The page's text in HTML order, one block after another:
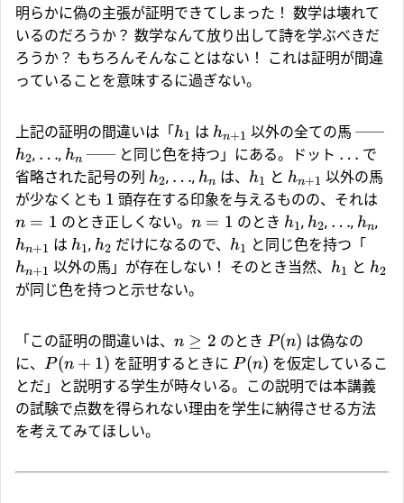
明らかに偽の主張が証明できてしまった！ 数学は壊れて
いるのだろうか？ 数学なんて放り出して詩を学ぶべきだ
ろうか？ もちろんそんなことはない！ これは証明が間違
っていることを意味するに過ぎない。
上記の証明の間違いは「h1 は hn+1 以外の全ての馬 ──
h2, …, hn ── と同じ色を持つ」にある。ドット … で
省略された記号の列 h2, …, hn は、 h1 と hn+1 以外の馬
が少なくとも 1 頭存在する印象を与えるものの、それは
n = 1 のとき正しくない。 n = 1 のとき h1, h2, …, hn,
hn+1 は h1, h2 だけになるので、 h1 と同じ色を持つ「
hn+1 以外の馬」が存在しない！ そのとき当然、 h1 と h2
が同じ色を持つと示せない。
「この証明の間違いは、 n ≥ 2 のとき P(n) は偽なの
に、 P(n + 1) を証明するときにP (n) を仮定しているこ
とだ」と説明する学生が時々いる。この説明では本講義
の試験で点数を得られない理由を学生に納得させる方法
を考えてみてほしい。